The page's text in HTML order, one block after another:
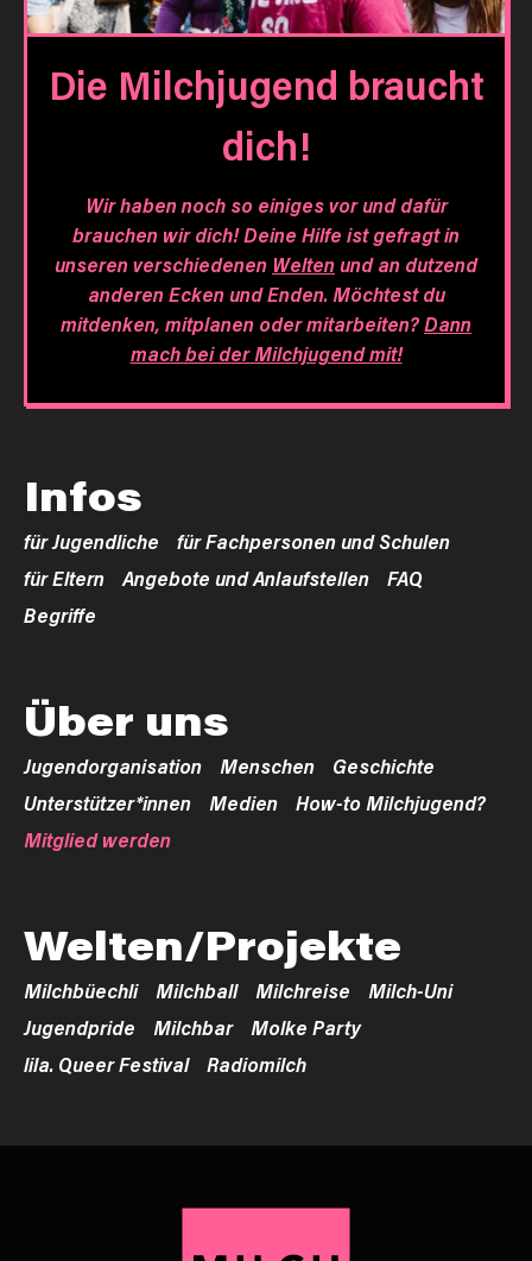
Die Milchjugend braucht
dich!
Wir haben noch so einiges vor und dafür
brauchen wir dich! Deine Hilfe ist gefragt in
unseren verschiedenen Weltenund an dutzend
anderen Ecken und Enden. Möchtest du
mitdenken, mitplanen oder mitarbeiten?Dann
mach bei der Milchjugend mit!
Infos
für Jugendliche
für Fachpersonen und Schulen
für Eltern
Angebote und Anlaufstellen
FAQ
Begriffe
Über uns
Jugendorganisation Menschen
Geschichte
Unterstützer*innen
Medien
How-to Milchjugend?
Mitglied werden
Welten/Projekte
Milchbüechli Milchball Milchreise
Milch-Uni
Jugendpride
Milchbar
Molke Party
lila. Queer Festival
Radiomilch